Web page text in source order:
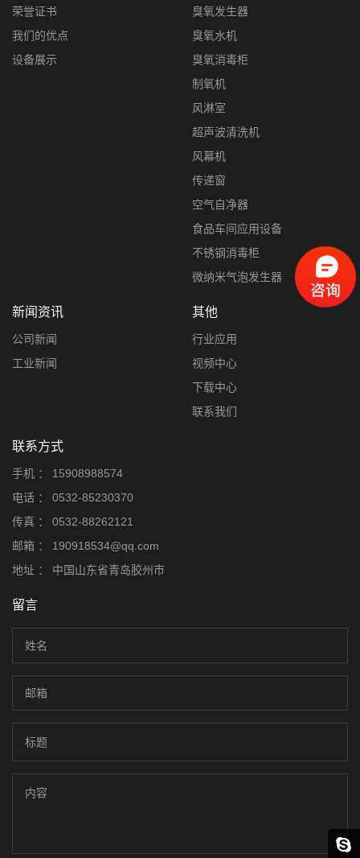
荣誉证书
我们的优点
设备展示
臭氧发生器
臭氧水机
臭氧消毒柜
制氧机
风淋室
超声波清洗机
风幕机
传递窗
空气自净器
食品车间应用设备
不锈钢消毒柜
微纳米气泡发生器
新闻资讯
公司新闻
工业新闻
其他
行业应用
视频中心
下载中心
联系我们
联系方式
手机 ：
15908988574
电话 ：
0532-85230370
传真 ：
0532-88262121
邮箱 ：
190918534@qq.com
地址 ：
中国山东省青岛胶州市
留言